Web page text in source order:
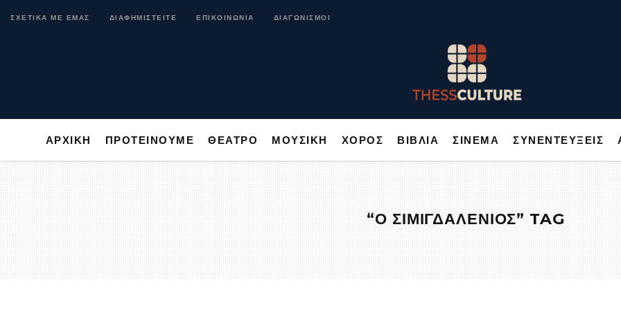
ΣΧΕΤΙΚΑ ΜΕ ΕΜΑΣ ΔΙΑΦΗΜΙΣΤΕΙΤΕ ΕΠΙΚΟΙΝΩΝΙΑ ΔΙΑΓΩΝΙΣΜΟΙ
ΑΡΧΙΚΗ ΠΡΟΤΕΙΝΟΥΜΕ ΘΕΑΤΡΟ ΜΟΥΣΙΚΗ ΧΟΡΟΣ ΒΙΒΛΙΑ ΣΙΝΕΜΑ ΣΥΝΕΝΤΕΥΞΕΙΣ
ΑΡΧΙΚΗ ΠΡΟΤΕΙΝΟΥΜΕ ΘΕΑΤΡΟ ΜΟΥΣΙΚΗ
“Ο ΣΙΜΙΓΔΑΛΕΝΙΟΣ” TAG